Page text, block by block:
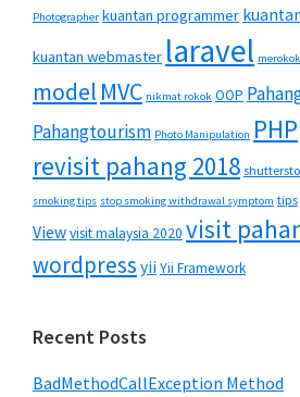
Photographer kuantan programmer
kuantan webmaster laravel
model MVC nikmat rokok OOP
Pahangtourism Photo Manipulation PHP
revisit pahang 2018
smoking tips stop smoking withdrawal symptom tips
Viewvisit malaysia 2020 visit
wordpress yii Yii Framework
Recent Posts
BadMethodCallException Method